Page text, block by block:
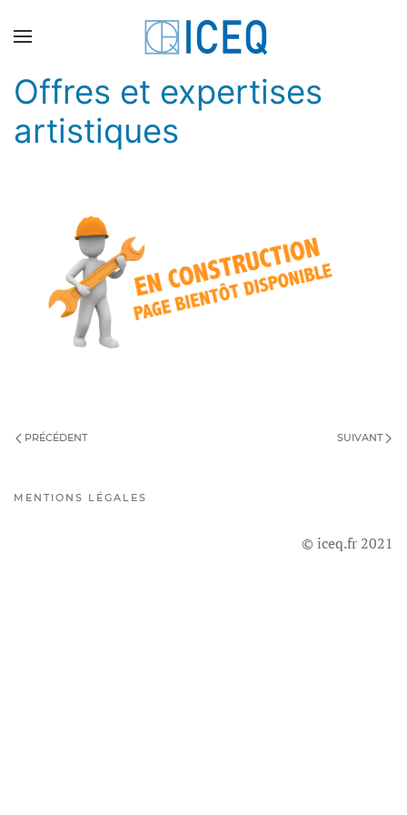
Skip to main content
Offres et expertises
artistiques
PRÉCÉDENT SUIVANT
MENTIONS LÉGALES
© iceq.fr 2021